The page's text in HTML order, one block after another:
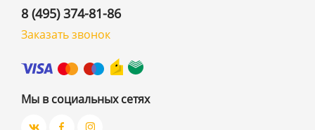
8 (495) 374-81-86
Заказать звонок
Мы в социальных сетях